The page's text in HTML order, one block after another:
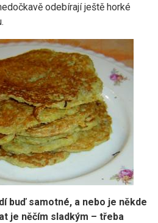
odebírají ještě horké
buď samotné, a nebo je někde
je něčím sladkým – třeba